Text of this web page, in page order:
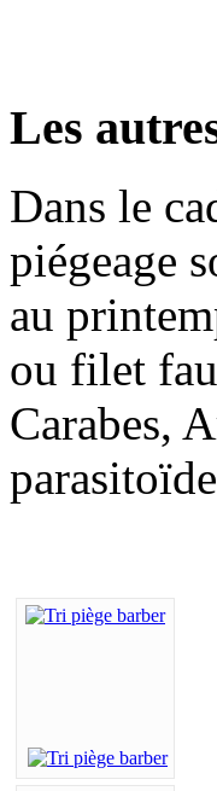
Les
Dans le
piégeage
au
ou filet
Carabes,